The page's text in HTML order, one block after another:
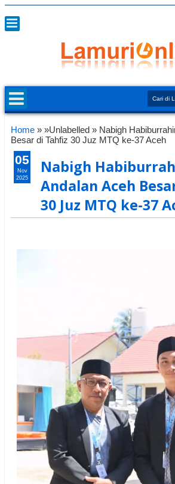
Home » »Unlabelled » Nabigh
Besar di Tahfiz 30 Juz MTQ ke-37 Aceh
Nabigh
Andalan Aceh
30 Juz MTQ ke-37
05
Nov
2025